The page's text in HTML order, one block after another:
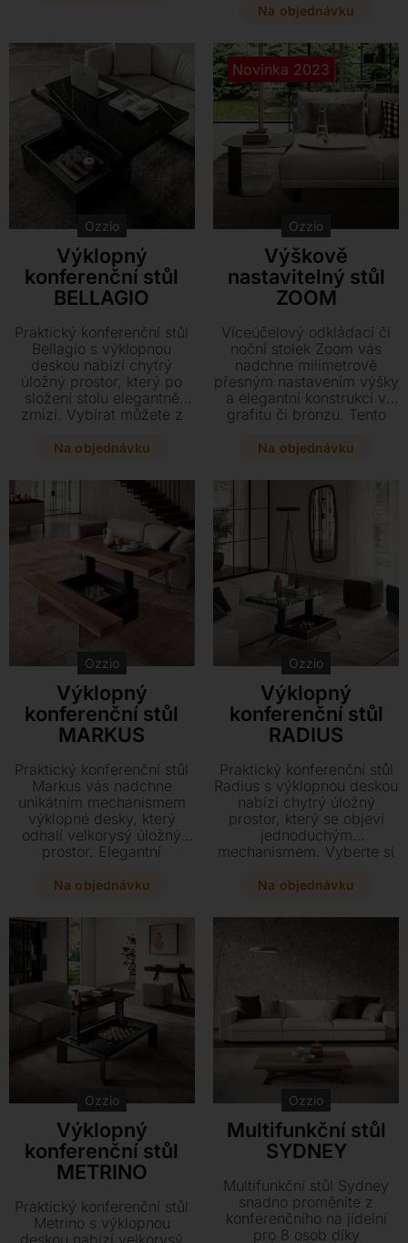
potřebám jako noční i
odkládací stolek.
sklem doplňuje kvalitní
odstínech. Díky variabilním
rozměrům se stůl dokonale
přizpůsobí vašim
potřebám v každé situaci.
Na objednávku
Ozzio
Výklopný
konferenční stůl
BELLAGIO
Praktický konferenční stůl
Bellagio s výklopnou
deskou nabízí chytrý
úložný prostor, který po
složení stolu elegantně
zmizí. Vybírat můžete z
kombinaci grafitu, skla a
mramoru o rozměrech až
117 x 97 x 65 cm.
Navštivte náš showroom v
Plzni a prohlédněte si
kompletní vzorník
materiálů pro váš interiér.
Na objednávku
Novinka 2023
Ozzio
Výškově
nastavitelný stůl
ZOOM
Víceúčelový odkládací či
noční stolek Zoom vás
nadchne milimetrově
přesným nastavením výšky
a elegantní konstrukcí v
grafitu či bronzu. Tento
divokého dubu o
dokonale přizpůsobí vašim
potřebám s přídavnou
deskou i bez ní.
Na objednávku
Ozzio
Výklopný
konferenční stůl
MARKUS
Praktický konferenční stůl
Markus vás nadchne
unikátním mechanismem
výklopné desky, který
odhalí velkorysý úložný
prostor. Elegantní
konstrukce se sklem a
můžete přizpůsobit
výběrem z mnoha
stylových odstínů.
Na objednávku
Ozzio
Výklopný
konferenční stůl
RADIUS
Praktický konferenční stůl
Radius s výklopnou deskou
nabízí chytrý úložný
prostor, který se objeví
jednoduchým
mechanismem. Vyberte si
od ořechu přes beton až
přizpůsobte tento variabilní
68-102 cm svému
Na objednávku
Ozzio
Výklopný
konferenční stůl
METRINO
Praktický konferenční stůl
Metrino s výklopnou
Ozzio
Multifunkční stůl
SYDNEY
Multifunkční stůl Sydney
snadno proměníte z
konferenčního na jídelní
pro 8 osob díky